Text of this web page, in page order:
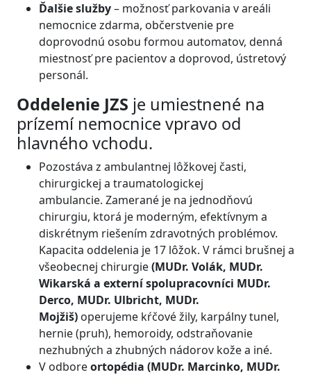
Ďalšie služby– možnosť parkovania v areáli
nemocnice zdarma, občerstvenie pre
doprovodnú osobu formou automatov, denná
miestnosť pre pacientov a doprovod, ústretový
personál.
Oddelenie JZS je umiestnené na
prízemí nemocnice vpravo od
hlavného vchodu.
Pozostáva z ambulantnej lôžkovej časti,
chirurgickej a traumatologickej
ambulancie. Zamerané je na jednodňovú
chirurgiu, ktorá je moderným, efektívnym a
diskrétnym riešením zdravotných problémov.
Kapacita oddelenia je 17 lôžok. V rámci brušnej a
všeobecnej chirurgie(MUDr. Volák, MUDr.
Wikarská a externí spolupracovníci MUDr.
Derco, MUDr. Ulbricht, MUDr.
Mojžiš) operujeme kŕčové žily, karpálny tunel,
hernie (pruh), hemoroidy, odstraňovanie
nezhubných a zhubných nádorov kože a iné.
V odboreortopédia (MUDr. Marcinko, MUDr.